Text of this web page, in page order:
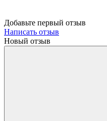
Добавьте первый отзыв
Написать отзыв
Новый отзыв